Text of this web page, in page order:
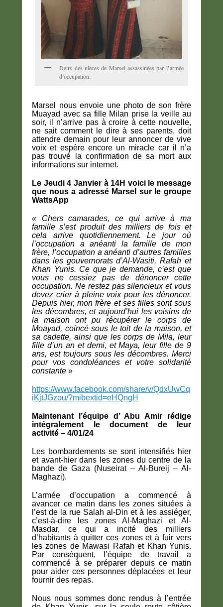
Deux des nièces de Marsel assassinées par l’armée
d’occupation.
Marsel nous envoie une photo de son frère
Muayad avec sa fille Milan prise la veille au
soir, il n’arrive pas à croire à cette nouvelle,
ne sait comment le dire à ses parents, doit
attendre demain pour leur annoncer de vive
voix et espère encore un miracle car il n’a
pas trouvé la confirmation de sa mort aux
informations sur internet.
Le Jeudi 4 Janvier à 14H voici le message
que nous a adressé Marsel sur le groupe
WattsApp
« Chers camarades, ce qui arrive à ma
famille s’est produit des milliers de fois et
cela arrive quotidiennement. Le jour où
l’occupation a anéanti la famille de mon
frère, l’occupation a anéanti d’autres familles
dans les gouvernorats d’Al-Wasiti, Rafah et
Khan Yunis. Ce que je demande, c’est que
vous ne cessiez pas de dénoncer cette
occupation. Ne restez pas silencieux et vous
devez crier à pleine voix pour les dénoncer.
Depuis hier, mon frère et ses filles sont sous
les décombres, et aujourd’hui les voisins de
la maison ont pu récupérer le corps de
Moayad, coincé sous le toit de la maison, et
sa cadette, ainsi que les corps de Mila, leur
fille d’un an et demi, et Maya, leur fille de 9
ans, est toujours sous les décombres. Merci
pour vos condoléances et votre solidarité
constante »
https://www.facebook.com/share/v/QdxUwCq
iKjtJGzou/?mibextid=eHQngH
Maintenant l’équipe d’ Abu Amir rédige
intégralement le document de leur
activité – 4/01/24
Les bombardements se sont intensifiés hier
et avant-hier dans les zones du centre de la
bande de Gaza (Nuseirat – Al-Bureij – Al-
Maghazi).
L’armée d’occupation a commencé à
avancer ce matin dans les zones situées à
l’est de la rue Salah al-Din et à les assiéger,
c’est-à-dire les zones Al-Maghazi et Al-
Masdar, ce qui a incité des milliers
d’habitants à quitter ces zones et à fuir vers
les zones de Mawasi Rafah et Khan Yunis.
Par conséquent, l’équipe de travail a
commencé à se préparer depuis ce matin
pour aider ces personnes déplacées et leur
fournir des repas.
Nous nous sommes donc rendus à l’entrée